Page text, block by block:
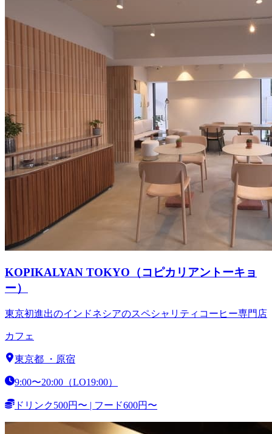
KOPIKALYAN TOKYO（コピカリアントーキョ
ー）
東京初進出のインドネシアのスペシャリティコーヒー専門店
カフェ
東京都 ・ 原宿
9:00〜20:00（LO19:00）
ドリンク500円〜 | フード600円〜